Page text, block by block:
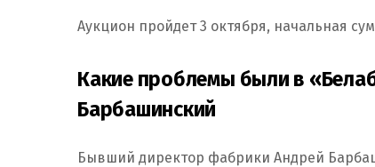
Аукцион пройдет 3 октября, начальная
Какие проблемы были в
Барбашинский
Бывший директор фабрики Андрей